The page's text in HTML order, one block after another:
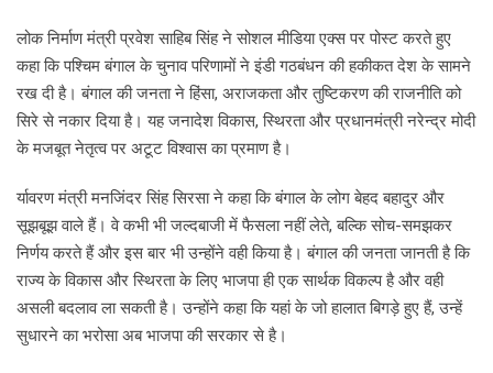
लोक निर्माण मंत्री प्रवेश साहिब सिंह ने सोशल मीडिया एक्स पर पोस्ट करते हुए
कहा कि पश्चिम बंगाल के चुनाव परिणामों ने इंडी गठबंधन की हकीकत देश के सामने
रख दी है। बंगाल की जनता ने हिंसा, अराजकता और तुष्टिकरण की राजनीति को
सिरे से नकार दिया है। यह जनादेश विकास, स्थिरता और प्रधानमंत्री नरेन्द्र मोदी
के मजबूत नेतृत्व पर अटूट विश्वास का प्रमाण है।
र्यावरण मंत्री मनजिंदर सिंह सिरसा ने कहा कि बंगाल के लोग बेहद बहादुर और
सूझबूझ वाले हैं। वे कभी भी जल्दबाजी में फैसला नहीं लेते, बल्कि सोच-समझकर
निर्णय करते हैं और इस बार भी उन्होंने वही किया है। बंगाल की जनता जानती है कि
राज्य के विकास और स्थिरता के लिए भाजपा ही एक सार्थक विकल्प है और वही
असली बदलाव ला सकती है। उन्होंने कहा कि यहां के जो हालात बिगड़े हुए हैं, उन्हें
सुधारने का भरोसा अब भाजपा की सरकार से है।